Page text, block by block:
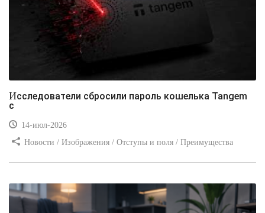
Исследователи сбросили пароль кошелька Tangem
с
14-июл-2026
Новости / Изображения / Отступы и поля / Преимущества